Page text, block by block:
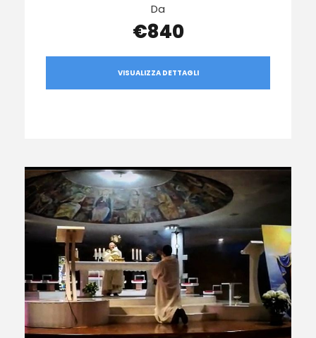
Da
€840
VISUALIZZA DETTAGLI